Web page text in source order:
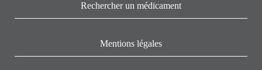
Rechercher un médicament
Mentions légales